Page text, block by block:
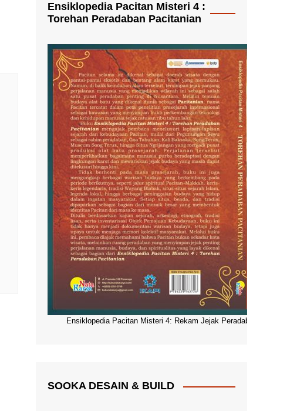
Ensiklopedia Pacitan Misteri 4 :
Torehan Peradaban Pacitanian
Ensiklopedia Pacitan Misteri 4: Rekam Jejak Peradaban Dunia
SOOKA DESAIN & BUILD